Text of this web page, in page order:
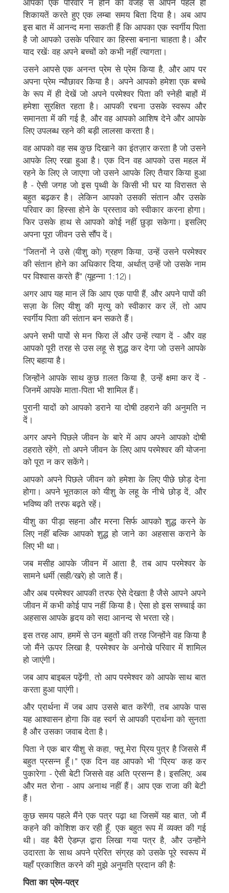
शिकायतें करते हुए एक लम्बा समय बिता दिया है। अब आप
इस बात में आनन्द मना सकती हैं कि आपका एक स्वर्गीय पिता
है जो आपको उसके परिवार का हिस्सा बनाना चाहता है। और
याद रखेंः वह अपने बच्चों को कभी नहीं त्यागता।
उसने आपसे एक अनन्त प्रेम से प्रेम किया है, और आप पर
अपना प्रेम न्यौछावर किया है। अपने आपको हमेशा एक बच्चे
के रूप में ही देखें जो अपने परमेश्वर पिता की स्नेही बाहों में
हमेशा सुरक्षित रहता है। आपकी रचना उसके स्वरूप और
समानता में की गई है, और वह आपको आशिष देने और आपके
लिए उपलब्ध रहने की बड़ी लालसा करता है।
वह आपको वह सब कुछ दिखाने का इंतज़ार करता है जो उसने
आपके लिए रखा हुआ है। एक दिन वह आपको उस महल में
रहने के लिए ले जाएगा जो उसने आपके लिए तैयार किया हुआ
है - ऐसी जगह जो इस पृथ्वी के किसी भी घर या विरासत से
बहुत बढ़कर है। लेकिन आपको उसकी संतान और उसके
परिवार का हिस्सा होने के प्रस्ताव को स्वीकार करना होगा।
फिर उसके हाथ से आपको कोई नहीं छुड़ा सकेगा। इसलिए
अपना पूरा जीवन उसे सौंप दें।
"जितनों ने उसे (यीशु को) ग्रहण किया, उन्हें उसने परमेश्वर
की संतान होने का अधिकार दिया, अर्थात् उन्हें जो उसके नाम
पर विश्वास करते हैं" (यूहन्ना 1:12)।
अगर आप यह मान लें कि आप एक पापी हैं, और अपने पापों की
सज़ा के लिए यीशु की मृत्यु को स्वीकार कर लें, तो आप
स्वर्गीय पिता की संतान बन सकते हैं।
अपने सभी पापों से मन फिरा लें और उन्हें त्याग दें - और वह
आपको पूरी तरह से उस लहू से शुद्ध कर देगा जो उसने आपके
लिए बहाया है।
जिन्होंने आपके साथ कुछ ग़लत किया है, उन्हें क्षमा कर दें -
जिनमें आपके माता-पिता भी शामिल हैं।
पुरानी यादों को आपको डराने या दोषी ठहराने की अनुमति न
दें।
अगर अपने पिछले जीवन के बारे में आप अपने आपको दोषी
ठहराते रहेंगे, तो अपने जीवन के लिए आप परमेश्वर की योजना
को पूरा न कर सकेंगे।
आपको अपने पिछले जीवन को हमेशा के लिए पीछे छोड़ देना
होगा। अपने भूतकाल को यीशु के लहू के नीचे छोड़ दें, और
भविष्य की तरफ बढ़ते रहें।
यीशु का पीड़ा सहना और मरना सिर्फ आपको शुद्ध करने के
लिए नहीं बल्कि आपको शुद्ध हो जाने का अहसास कराने के
लिए भी था।
जब मसीह आपके जीवन में आता है, तब आप परमेश्वर के
सामने धर्मी (सही/खरे) हो जाते हैं।
और अब परमेश्वर आपकी तरफ ऐसे देखता है जैसे आपने अपने
जीवन में कभी कोई पाप नहीं किया है। ऐसा हो इस सच्चाई का
अहसास आपके हृदय को सदा आनन्द से भरता रहे।
इस तरह आप, हममें से उन बहुतों की तरह जिन्होंने वह किया है
जो मैंने ऊपर लिखा है, परमेश्वर के अनोखे परिवार में शामिल
हो जाएंगी।
जब आप बाइबल पढ़ेंगी, तो आप परमेश्वर को आपके साथ बात
करता हुआ पाएंगी।
और प्रार्थना में जब आप उससे बात करेंगी, तब आपके पास
यह आश्वासन होगा कि वह स्वर्ग से आपकी प्रार्थना को सुनता
है और उसका जवाब देता है।
पिता ने एक बार यीशु से कहा, फ्तू मेरा प्रिय पुत्र है जिससे मैं
बहुत प्रसन्न हूँ।" एक दिन वह आपको भी 'प्रिय' कह कर
पुकारेगा - ऐसी बेटी जिससे वह अति प्रसन्न है। इसलिए, अब
और मत रोना - आप अनाथ नहीं हैं। आप एक राजा की बेटी
हैं।
कुछ समय पहले मैंने एक पत्र पढ़ा था जिसमें यह बात, जो मैं
कहने की कोशिश कर रही हूँ, एक बहुत रूप में व्यक्त की गई
थी। वह बैरी ऐडम्ज़ द्वारा लिखा गया पत्र है, और उन्होंने
उदारता के साथ अपने प्रेरित संग्रह को उसके पूरे स्वरूप में
यहाँ प्रकाशित करने की मुझे अनुमति प्रदान की हैः
पिता का प्रेम-पत्र